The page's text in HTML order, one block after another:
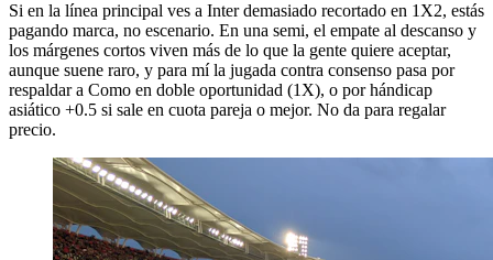
Si en la línea principal ves a Inter demasiado recortado en 1X2, estás
pagando marca, no escenario. En una semi, el empate al descanso y
los márgenes cortos viven más de lo que la gente quiere aceptar,
aunque suene raro, y para mí la jugada contra consenso pasa por
respaldar a Como en doble oportunidad (1X), o por hándicap
asiático +0.5 si sale en cuota pareja o mejor. No da para regalar
precio.